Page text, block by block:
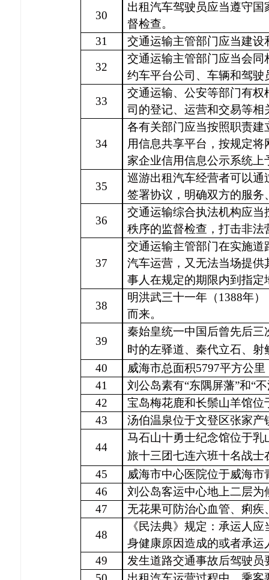
30
出租汽车驾驶员应当遵守
督检查。
31
交通运输主管部门应当建
32
交通运输主管部门应当会
约车平台公司、车辆和驾
33
交通运输、公安等部门有
司的登记、运营和交易等相
34
各有关部门应当按照职责
用信息共享平台，按规定
家企业信用信息公示系统上
35
巡游出租汽车经营者可以
签署协议，明确双方的服
36
交通运输综合执法机构应
秩序的监督检查，打击非
37
交通运输主管部门在实施
汽车运营，又无法当场提
事人在规定的期限内到指定
38
明洪武三十一年（1388年
而来。
39
秦始皇统一中国后曾先后
时的左驿道、秦代立石、
40
威海市总面积5797平方公
41
刘公岛素有“东隅屏藩”和“
42
宝岛梅花鹿和长鬃山羊馆
43
汤伯温泉位于文登区张家产
44
马石山十勇士纪念馆位于
旅十三团七连六班十名战士
45
威海市中心医院位于威海市
46
刘公岛客运中心地上二层为
47
无花果可防治心血管、痢
48
《民法典》规定：承运人
身健康原因造成的或者承
49
发生道路交通事故后驾驶